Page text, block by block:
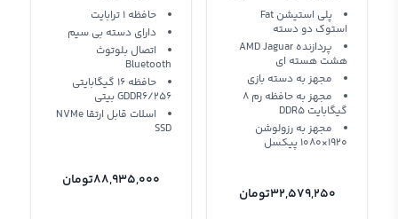
استوک Sony PS4 FAT
500GB
پلی استیشن Fat
استوک دو دسته
پردازنده AMD Jaguar
هشت هسته ای
مجهز به دسته بازی
مجهز به حافظه رم 8
گیگابایت DDR5
مجهز به رزولوشن
1920×1080 پیکسل
32,579,250تومان
PlayStation 5 Standard
Edition R2
حافظه 1 ترابایت
دارای دسته بی سیم
اتصال بلوتوث
Bluetooth
حافظه 16 گیگابایتی
GDDR6/256 بیتی
اسلات قابل ارتقا NVMe
SSD
88,935,000تومان